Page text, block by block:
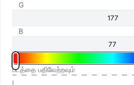
G
B
படத்தை பதிவேற்றவும்